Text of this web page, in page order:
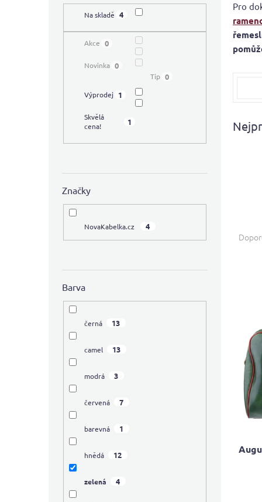
Na skladě 4
Akce 0
Novinka 0
Tip 0
Výprodej 1
Skvělá
cena!
1
Značky
NovaKabelka.cz 4
Barva
černá 13
camel 13
modrá 3
červená 7
barevná 1
hnědá 12
zelená 4
Pro